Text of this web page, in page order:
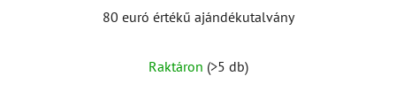
80 euró értékű ajándékutalvány
Raktáron (>5 db)